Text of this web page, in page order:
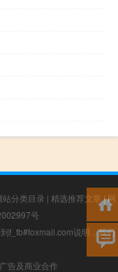
站分类目录 | 精选推荐文章 |网
号
f_fb#foxmail.com说明，我们
告及商业合作